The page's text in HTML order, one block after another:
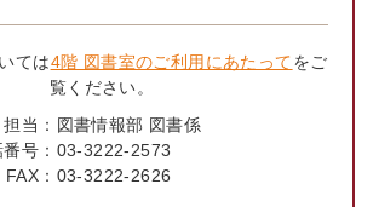
ては4階 図書室のご利用にあたってをご
覧ください。
担当： 図書情報部 図書係
号： 03-3222-2573
FAX： 03-3222-2626